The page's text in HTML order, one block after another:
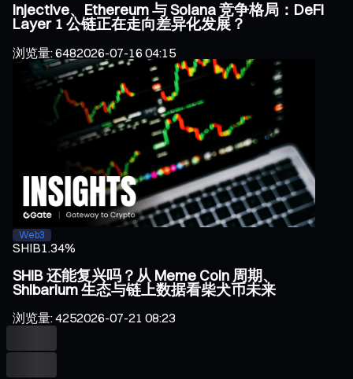
Injective、Ethereum 与 Solana 竞争格局：DeFi
Layer 1 公链正在走向差异化发展？
浏览量:6482026-07-16 04:15
Web3
SHIB1.34%
SHIB 还能复兴吗？从 Meme Coin 周期、
Shibarium 生态与链上数据看柴犬币未来
浏览量:4252026-07-21 08:23